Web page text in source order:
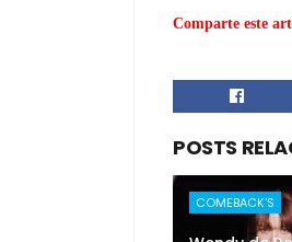
Comparte este
POSTS
COMEBACK'S